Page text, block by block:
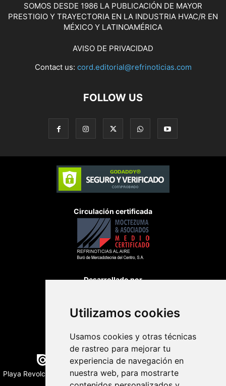
Utilizamos cookies
Usamos cookies y otras técnicas
de rastreo para mejorar tu
experiencia de navegación en
nuestra web, para mostrarte
SOMOS DESDE 1986 LA PUBLICACIÓN DE MAYOR
PRESTIGIO Y TRAYECTORIA EN LA INDUSTRIA HVAC/R EN
MÉXICO Y LATINOAMÉRICA
AVISO DE PRIVACIDAD
Contact us: cord.editorial@refrinoticias.com
FOLLOW US
Circulación certificada
Desarrollado por
Edición digital con tecnología
Playa Revolcadero 222 Col. Reforma Iztaccihuatl Norte C.P. 08810
CIUDAD DE MEXICO